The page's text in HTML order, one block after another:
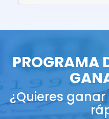
PROGRAMA
¿Quieres